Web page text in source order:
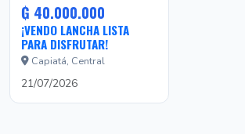
₲ 40.000.000
¡VENDO LANCHA LISTA
PARA DISFRUTAR!
Capiatá, Central
21/07/2026